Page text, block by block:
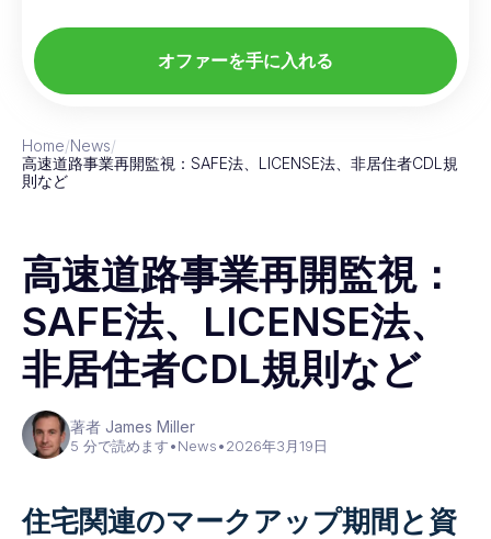
オファーを手に入れる
Home/News/
高速道路事業再開監視：SAFE法、LICENSE法、非居住者CDL規
則など
高速道路事業再開監視：
SAFE法、LICENSE法、
非居住者CDL規則など
著者 James Miller
5 分で読めます•News•2026年3月19日
住宅関連のマークアップ期間と資